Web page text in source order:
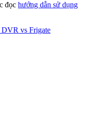
đọc hướng dẫn sử dụng
DVR vs Frigate